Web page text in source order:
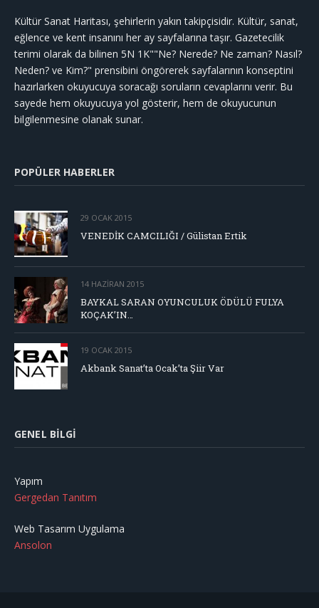
Kültür Sanat Haritası, şehirlerin yakın takipçisidir. Kültür, sanat,
eğlence ve kent insanını her ay sayfalarına taşır. Gazetecilik
terimi olarak da bilinen 5N 1K""Ne? Nerede? Ne zaman? Nasıl?
Neden? ve Kim?" prensibini öngörerek sayfalarının konseptini
hazırlarken okuyucuya soracağı soruların cevaplarını verir. Bu
sayede hem okuyucuya yol gösterir, hem de okuyucunun
bilgilenmesine olanak sunar.
POPÜLER HABERLER
29 OCAK 2015
VENEDİK CAMCILIĞI / Gülistan Ertik
14 HAZIRAN 2015
BAYKAL SARAN OYUNCULUK ÖDÜLÜ FULYA
KOÇAK’IN…
19 OCAK 2015
Akbank Sanat’ta Ocak’ta Şiir Var
GENEL BILGI
Yapım
Gergedan Tanıtım
Web Tasarım Uygulama
Ansolon